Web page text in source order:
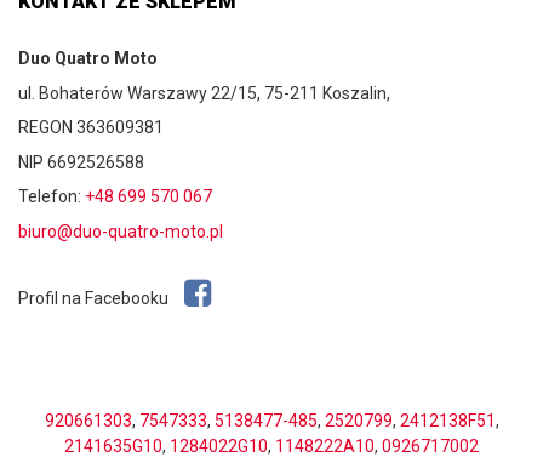
Duo Quatro Moto
ul. Bohaterów Warszawy 22/15, 75-211 Koszalin,
REGON 363609381
NIP 6692526588
Telefon: +48 699 570 067
biuro@duo-quatro-moto.pl
Profil na Facebooku
920661303, 7547333, 5138477-485, 2520799, 2412138F51,
2141635G10, 1284022G10, 1148222A10, 0926717002